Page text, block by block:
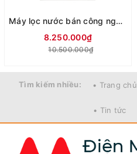
Máy lọc nước bán công nghiệp KAROFI 30 lít/h KT-KB30
8.250.000₫
10.500.000₫
Tìm kiếm nhiều: • Trang chủ
• Tin tức